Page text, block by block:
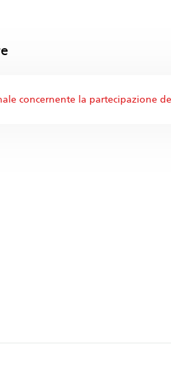
concernente la partecipazione